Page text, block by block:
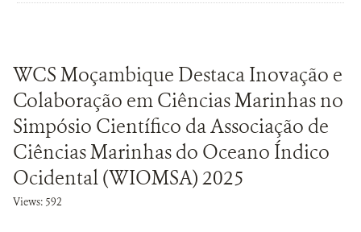
WCS Moçambique Destaca Inovação e
Colaboração em Ciências Marinhas no
Simpósio Científico da Associação de
Ciências Marinhas do Oceano Índico
Ocidental (WIOMSA) 2025
Views: 592